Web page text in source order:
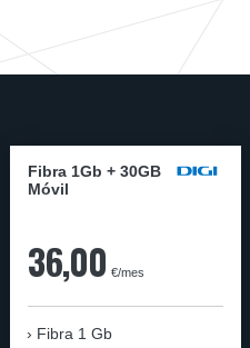
Fibra 1Gb + 30GB
Móvil
36,00 €/mes
Fibra 1 Gb